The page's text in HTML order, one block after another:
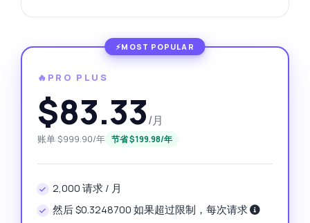
🔥PRO PLUS
$83.33/月
账单 $999.90/年 节省 $199.98/年
2,000 请求 / 月
然后 $0.3248700 如果超过限制，每次请求